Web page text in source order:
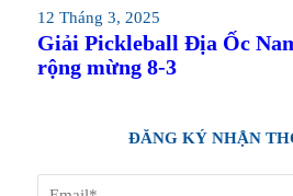
12 Tháng 3, 2025
Giải Pickleball Địa Ốc
rộng mừng 8-3
ĐĂNG KÝ NHẬN